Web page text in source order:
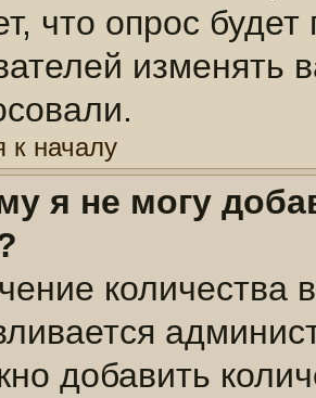
что опрос
изменять
к началу
я не могу
количества
добавить